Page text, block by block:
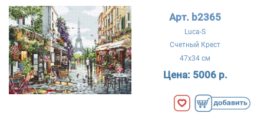
Арт. b2365
Luca-S
Счетный Крест
47x34 см
Цена: 5006 р.